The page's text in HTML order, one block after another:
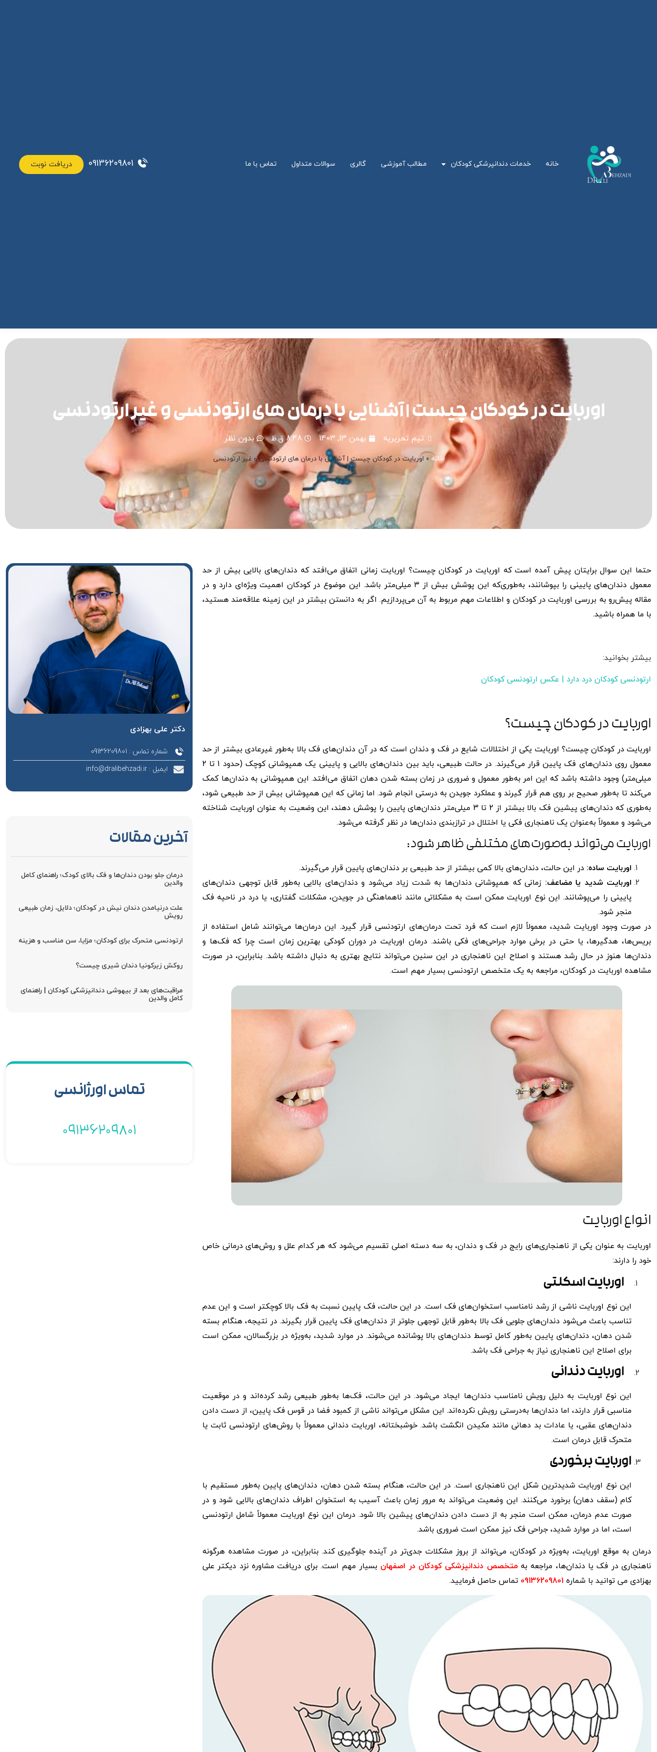
خانه خدمات دندانپرشکی کودکان مطالب آموزشی گالری سوالات متداول تماس با ما 09136209801 دریافت نوبت
اوربایت در کودکان چیست | آشنایی با درمان های ارتودنسی و غیر ارتودنسی
تیم تحریریه بهمن 13, 1403 8:48 ق.ظ بدون نظر
خانه » اوربایت در کودکان چیست | آشنایی با درمان های ارتودنسی و غیر ارتودنسی
حتما این سوال برایتان پیش آمده است که اوربایت در کودکان چیست؟ اوربایت زمانی اتفاق می‌افتد که دندان‌های بالایی بیش از حد
معمول دندان‌های پایینی را بپوشانند، به‌طوری‌که این پوشش بیش از ۳ میلی‌متر باشد. این موضوع در کودکان اهمیت ویژه‌ای دارد و در
مقاله پیش‌رو به بررسی اوربایت در کودکان و اطلاعات مهم مربوط به آن می‌پردازیم. اگر به دانستن بیشتر در این زمینه علاقه‌مند هستید،
با ما همراه باشید.
بیشتر بخوانید:
ارتودنسی کودکان درد دارد | عکس ارتودنسی کودکان
اوربایت در کودکان چیست؟
اوربایت در کودکان چیست؟ اوربایت یکی از اختلالات شایع در فک و دندان است که در آن دندان‌های فک بالا به‌طور غیرعادی بیشتر از حد
معمول روی دندان‌های فک پایین قرار می‌گیرند. در حالت طبیعی، باید بین دندان‌های بالایی و پایینی یک همپوشانی کوچک (حدود 1 تا 2
میلی‌متر) وجود داشته باشد که این امر به‌طور معمول و ضروری در زمان بسته شدن دهان اتفاق می‌افتد. این همپوشانی به دندان‌ها کمک
می‌کند تا به‌طور صحیح بر روی هم قرار گیرند و عملکرد جویدن به درستی انجام شود. اما زمانی که این همپوشانی بیش از حد طبیعی شود،
به‌طوری که دندان‌های پیشین فک بالا بیشتر از 2 تا 3 میلی‌متر دندان‌های پایین را پوشش دهند، این وضعیت به عنوان اوربایت شناخته
می‌شود و معمولاً به‌عنوان یک ناهنجاری فکی یا اختلال در ترازبندی دندان‌ها در نظر گرفته می‌شود.
اوربایت می‌تواند به‌صورت‌های مختلفی ظاهر شود:
اوربایت ساده: در این حالت، دندان‌های بالا کمی بیشتر از حد طبیعی بر دندان‌های پایین قرار می‌گیرند.
اوربایت شدید یا مضاعف: زمانی که همپوشانی دندان‌ها به شدت زیاد می‌شود و دندان‌های بالایی به‌طور قابل توجهی دندان‌های
پایینی را می‌پوشانند. این نوع اوربایت ممکن است به مشکلاتی مانند ناهماهنگی در جویدن، مشکلات گفتاری، یا درد در ناحیه فک
منجر شود.
در صورت وجود اوربایت شدید، معمولاً لازم است که فرد تحت درمان‌های ارتودنسی قرار گیرد. این درمان‌ها می‌توانند شامل استفاده از
بریس‌ها، هدگیرها، یا حتی در برخی موارد جراحی‌های فکی باشند. درمان اوربایت در دوران کودکی بهترین زمان است چرا که فک‌ها و
دندان‌ها هنوز در حال رشد هستند و اصلاح این ناهنجاری در این سنین می‌تواند نتایج بهتری به دنبال داشته باشد. بنابراین، در صورت
مشاهده اوربایت در کودکان، مراجعه به یک متخصص ارتودنسی بسیار مهم است.
انواع اوربایت
اوربایت به عنوان یکی از ناهنجاری‌های رایج در فک و دندان، به سه دسته اصلی تقسیم می‌شود که هر کدام علل و روش‌های درمانی خاص
خود را دارند:
اوربایت اسکلتی
این نوع اوربایت ناشی از رشد نامناسب استخوان‌های فک است. در این حالت، فک پایین نسبت به فک بالا کوچکتر است و این عدم
تناسب باعث می‌شود دندان‌های جلویی فک بالا به‌طور قابل توجهی جلوتر از دندان‌های فک پایین قرار بگیرند. در نتیجه، هنگام بسته
شدن دهان، دندان‌های پایین به‌طور کامل توسط دندان‌های بالا پوشانده می‌شوند. در موارد شدید، به‌ویژه در بزرگسالان، ممکن است
برای اصلاح این ناهنجاری نیاز به جراحی فک باشد.
اوربایت دندانی
این نوع اوربایت به دلیل رویش نامناسب دندان‌ها ایجاد می‌شود. در این حالت، فک‌ها به‌طور طبیعی رشد کرده‌اند و در موقعیت
مناسبی قرار دارند، اما دندان‌ها به‌درستی رویش نکرده‌اند. این مشکل می‌تواند ناشی از کمبود فضا در قوس فک پایین، از دست دادن
دندان‌های عقبی، یا عادات بد دهانی مانند مکیدن انگشت باشد. خوشبختانه، اوربایت دندانی معمولاً با روش‌های ارتودنسی ثابت یا
متحرک قابل درمان است.
اوربایت برخوردی
این نوع اوربایت شدیدترین شکل این ناهنجاری است. در این حالت، هنگام بسته شدن دهان، دندان‌های پایین به‌طور مستقیم با
کام (سقف دهان) برخورد می‌کنند. این وضعیت می‌تواند به مرور زمان باعث آسیب به استخوان اطراف دندان‌های بالایی شود و در
صورت عدم درمان، ممکن است منجر به از دست دادن دندان‌های پیشین بالا شود. درمان این نوع اوربایت معمولاً شامل ارتودنسی
است، اما در موارد شدید، جراحی فک نیز ممکن است ضروری باشد.
درمان به موقع اوربایت، به‌ویژه در کودکان، می‌تواند از بروز مشکلات جدی‌تر در آینده جلوگیری کند. بنابراین، در صورت مشاهده هرگونه
ناهنجاری در فک یا دندان‌ها، مراجعه بهمتخصص دندانپزشکی کودکان در اصفهان بسیار مهم است. برای دریافت مشاوره نزد دیکتر علی
بهزادی می توانید با شماره 09136209801 تماس حاصل فرمایید.
دکتر علی بهزادی
شماره تماس : 09136209801
ایمیل : info@dralibehzadi.ir
آخرین مقالات
درمان جلو بودن دندان‌ها و فک بالای کودک؛ راهنمای کامل
والدین
علت درنیامدن دندان نیش در کودکان؛ دلایل، زمان طبیعی
رویش
ارتودنسی متحرک برای کودکان؛ مزایا، سن مناسب و هزینه
روکش زیرکونیا دندان شیری چیست؟
مراقبت‌های بعد از بیهوشی دندانپزشکی کودکان | راهنمای
کامل والدین
تماس اورژانسی
09136209801